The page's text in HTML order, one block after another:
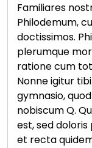
Familiares
Philodemum,
doctissimos.
plerumque
ratione cum
Nonne igitur
gymnasio,
nobiscum Q.
est, sed doloris
et recta